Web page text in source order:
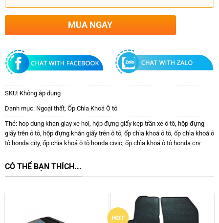
MUA NGAY
SKU: Không áp dụng
Danh mục: Ngoại thất, Ốp Chìa Khoá Ô tô
Thẻ: hop dung khan giay xe hoi, hộp đựng giấy kẹp trần xe ô tô, hộp đựng
giấy trên ô tô, hộp đựng khăn giấy trên ô tô, ốp chìa khoá ô tô, ốp chìa khoá ô
tô honda city, ốp chìa khoá ô tô honda civic, ốp chìa khoá ô tô honda crv
CÓ THỂ BẠN THÍCH...
HOT